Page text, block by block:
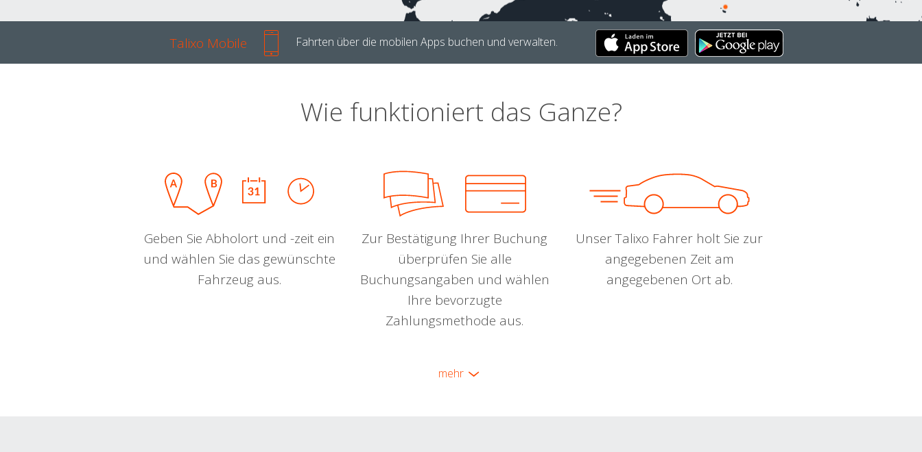
Talixo Mobile Fahrten über die mobilen Apps buchen und verwalten.
Wie funktioniert das Ganze?
Geben Sie Abholort und -zeit ein
und wählen Sie das gewünschte
Fahrzeug aus.
Zur Bestätigung Ihrer Buchung
überprüfen Sie alle
Buchungsangaben und wählen
Ihre bevorzugte
Zahlungsmethode aus.
Unser Talixo Fahrer holt Sie zur
angegebenen Zeit am
angegebenen Ort ab.
mehr